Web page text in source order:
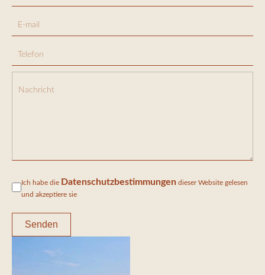
Ich habe die Datenschutzbestimmungen dieser Website gelesen
und akzeptiere sie
Senden